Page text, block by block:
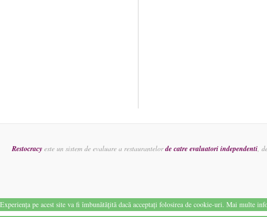
Restocracyeste un sistem de evaluare a restaurantelorde catre evaluatori independenti,
Experiența pe acest site va fi îmbunătățită dacă acceptați folosirea de cookie-uri. Mai multe